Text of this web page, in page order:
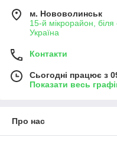
м. Нововолинськ
15-й мікрорайон,
Україна
Контакти
Сьогодні працює з
Показати весь
Про нас